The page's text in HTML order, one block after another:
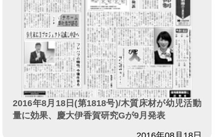
2016年8月18日(第1818号)/木質床材が幼児活動
量に効果、慶大伊香賀研究Gが9月発表